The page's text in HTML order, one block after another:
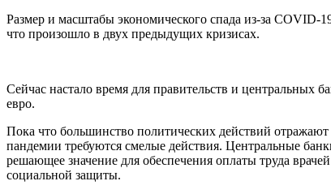
Размер и масштабы экономического спада из-за COVID-
что произошло в двух предыдущих кризисах.
Сейчас настало время для правительств и центральных
евро.
Пока что большинство политических действий
пандемии требуются смелые действия. Центральные
решающее значение для обеспечения оплаты труда
социальной защиты.